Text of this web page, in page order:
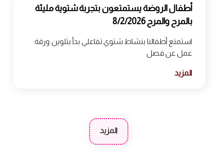
أطفال الروضة يستمتعون بتجربة شتوية مليئة
بالمرح والمرح 8/2/2026
استمتع أطفالنا بنشاط شتوي تفاعلي بدأ بتلوين ورقة
عمل عن فصل
المزيد
المزيد